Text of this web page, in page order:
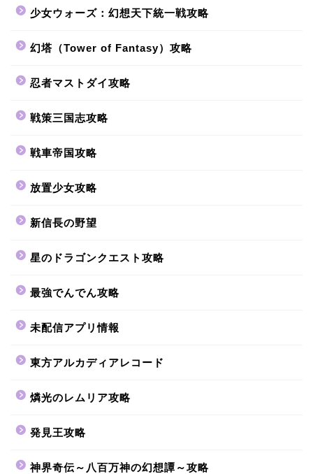
少女ウォーズ：幻想天下統一戦攻略
幻塔（Tower of Fantasy）攻略
忍者マストダイ攻略
戦策三国志攻略
戦車帝国攻略
放置少女攻略
新信長の野望
星のドラゴンクエスト攻略
最強でんでん攻略
未配信アプリ情報
東方アルカディアレコード
燐光のレムリア攻略
発見王攻略
神界奇伝～八百万神の幻想譚～攻略